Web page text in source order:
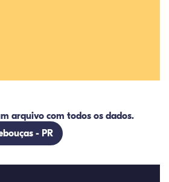
arquivo com todos os dados.
- PR